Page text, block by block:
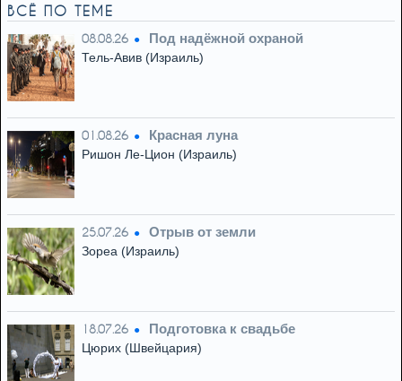
ВСЁ ПО ТЕМЕ
08.08.26 Под надёжной охраной
Тель-Авив (Израиль)
01.08.26 Красная луна
Ришон Ле-Цион (Израиль)
25.07.26 Отрыв от земли
Зореа (Израиль)
18.07.26 Подготовка к свадьбе
Цюрих (Швейцария)